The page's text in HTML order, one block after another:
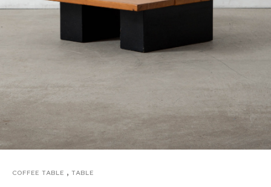
COFFEE TABLE , TABLE